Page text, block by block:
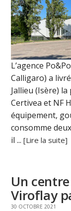
L’agence
Calligaro) a
Jallieu (Isère)
Certivea et NF
équipement,
consomme
il ...[Lire la suite]
Un
Viroflay
30 OCTOBRE 2021